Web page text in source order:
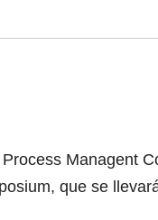
Managent
que se